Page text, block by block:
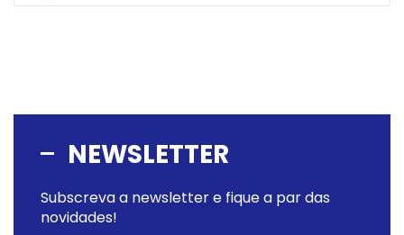
NEWSLETTER
Subscreva a newsletter e fique a par das
novidades!